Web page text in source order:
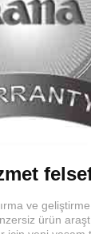
ve
ürün